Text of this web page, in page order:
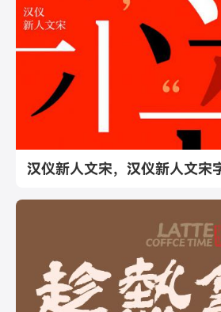
汉仪新人文宋，汉仪新人文